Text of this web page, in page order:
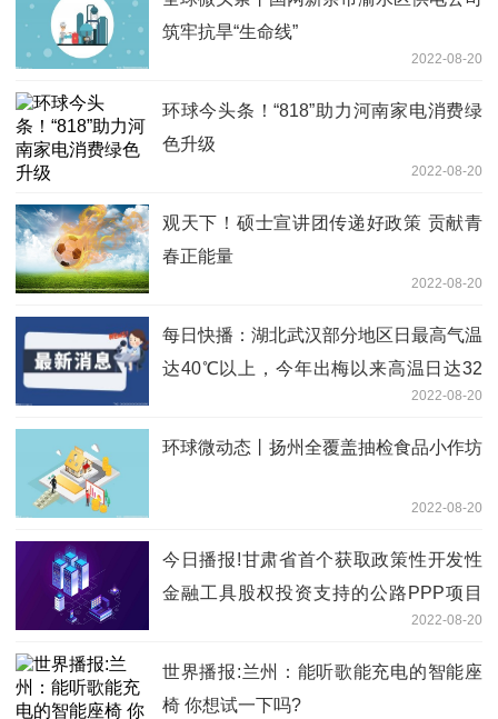
筑牢抗旱“生命线”
2022-08-20
环球今头条！“818”助力河南家电消费绿
色升级
2022-08-20
观天下！硕士宣讲团传递好政策 贡献青
春正能量
2022-08-20
每日快播：湖北武汉部分地区日最高气温
达40℃以上，今年出梅以来高温日达32
2022-08-20
环球微动态丨扬州全覆盖抽检食品小作坊
2022-08-20
今日播报!甘肃省首个获取政策性开发性
金融工具股权投资支持的公路PPP项目
2022-08-20
世界播报:兰州：能听歌能充电的智能座
椅 你想试一下吗?